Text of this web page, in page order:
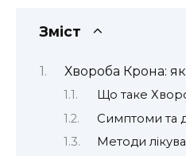
Зміст
Хвороба Крона: як
Що таке
Симптоми та
Методи